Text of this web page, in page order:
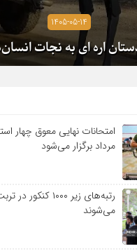
1405-05-14
اره ای به نجات
مرداد برگزار می‌شود
رتبه‌های زیر ۱۰۰۰
می‌شوند